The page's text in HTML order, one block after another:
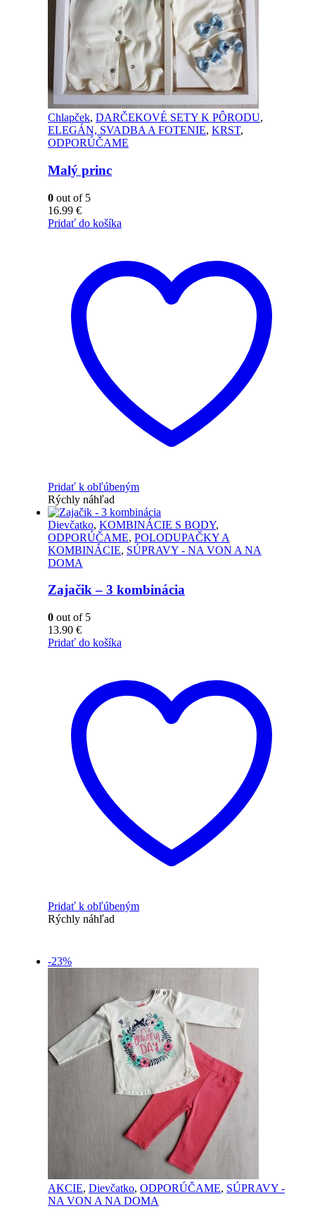
Chlapček, DARČEKOVÉ SETY K PÔRODU,
ELEGÁN, SVADBA A FOTENIE, KRST,
ODPORÚČAME
Malý princ
0 out of 5
16.99 €
Pridať do košíka
Pridať k obľúbeným
Rýchly náhľad
Dievčatko, KOMBINÁCIE S BODY,
ODPORÚČAME, POLODUPAČKY A
KOMBINÁCIE, SÚPRAVY - NA VON A NA
DOMA
Zajačik – 3 kombinácia
0 out of 5
13.90 €
Pridať do košíka
Pridať k obľúbeným
Rýchly náhľad
-23%
AKCIE, Dievčatko, ODPORÚČAME, SÚPRAVY -
NA VON A NA DOMA